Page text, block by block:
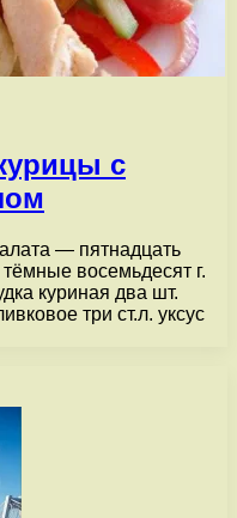
с
— пятнадцать
восемьдесят г.
куриная два шт.
три ст.л. уксус